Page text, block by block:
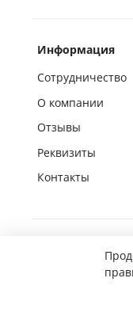
Информация
Сотрудничество
О компании
Отзывы
Реквизиты
Контакты
Покупай на